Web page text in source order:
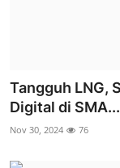
Tangguh LNG,
Digital di SMA...
Nov 30, 2024 76